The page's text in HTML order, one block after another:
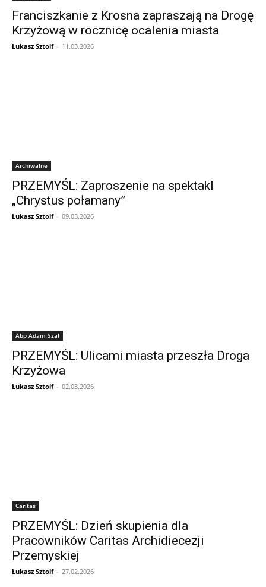
Franciszkanie z Krosna zapraszają na Drogę
Krzyżową w rocznicę ocalenia miasta
Łukasz Sztolf - 11.03.2026
Archiwalne
PRZEMYŚL: Zaproszenie na spektakl
„Chrystus połamany”
Łukasz Sztolf - 09.03.2026
Abp Adam Szal
PRZEMYŚL: Ulicami miasta przeszła Droga
Krzyżowa
Łukasz Sztolf - 02.03.2026
Caritas
PRZEMYŚL: Dzień skupienia dla
Pracowników Caritas Archidiecezji
Przemyskiej
Łukasz Sztolf - 27.02.2026